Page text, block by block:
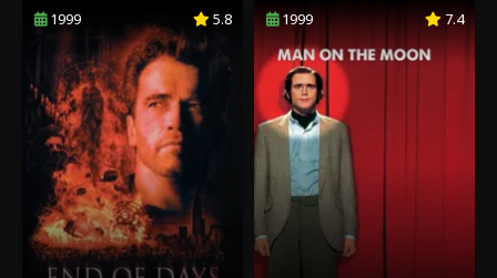
1999 5.8 1999 7.4